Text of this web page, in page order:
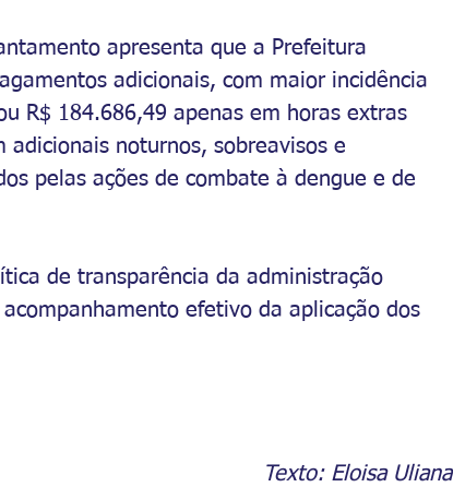
apresenta que a Prefeitura
adicionais, com maior incidência
R$ 184.686,49 apenas em horas extras
noturnos, sobreavisos e
pelas ações de combate à dengue e de
de transparência da administração
efetivo da aplicação dos
Texto: Eloisa Uliana